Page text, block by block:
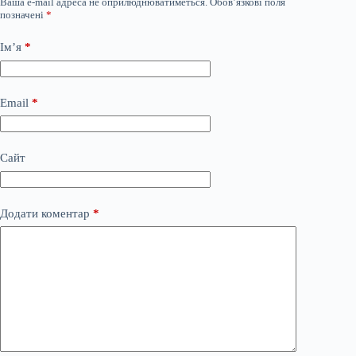
позначені *
Ім’я *
Email *
Сайт
Додати коментар *